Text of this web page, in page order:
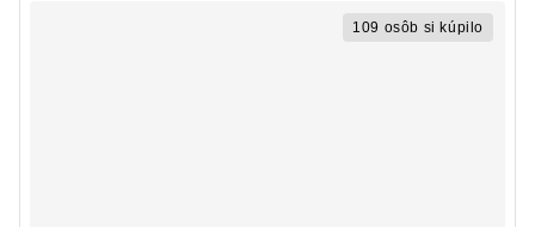
109 osôb si kúpilo